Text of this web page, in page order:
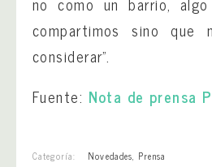
compartimos sino que
considerar”.
Fuente: Nota de prensa
Categoría: Novedades, Prensa